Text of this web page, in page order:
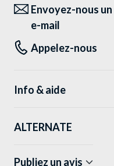
Envoyez-nous un
e-mail
Appelez-nous
Info & aide
ALTERNATE
Publiez un avis